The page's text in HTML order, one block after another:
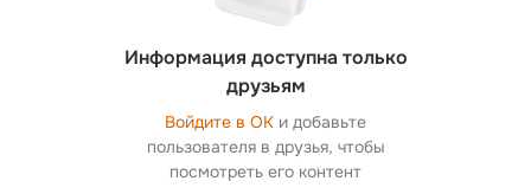
Информация доступна только
друзьям
Войдите в ОК и добавьте
пользователя в друзья, чтобы
посмотреть его контент